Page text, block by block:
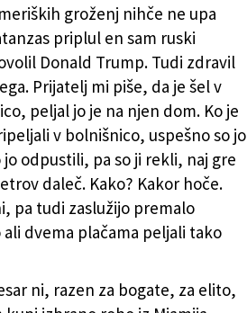
groženj nihče ne upa
priplul en sam ruski
Donald Trump. Tudi zdravil
Prijatelj mi piše, da je šel v
peljal jo je na njen dom. Ko je
v bolnišnico, uspešno so jo
odpustili, pa so ji rekli, naj gre
daleč. Kako? Kakor hoče.
pa tudi zaslužijo premalo
dvema plačama peljali tako
ni, razen za bogate, za elito,